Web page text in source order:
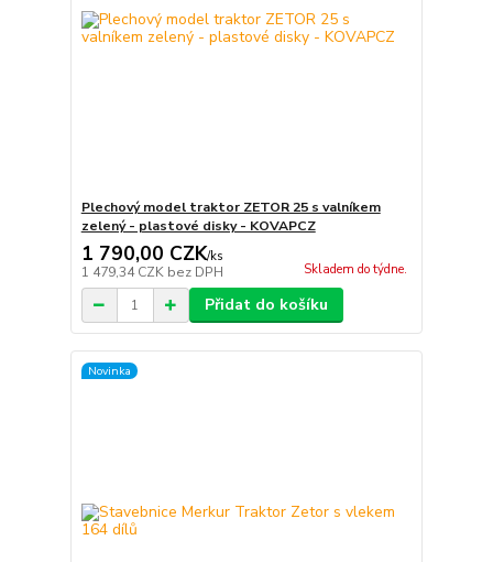
Plechový model traktor ZETOR 25 s valníkem
zelený - plastové disky - KOVAPCZ
1 790,00 CZK/ks
1 479,34 CZK bez DPH Skladem do týdne.
Přidat do košíku
Novinka